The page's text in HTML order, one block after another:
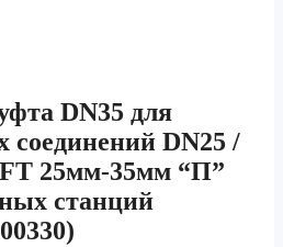
DN35 для
соединений DN25 /
25мм-35мм “П”
станций